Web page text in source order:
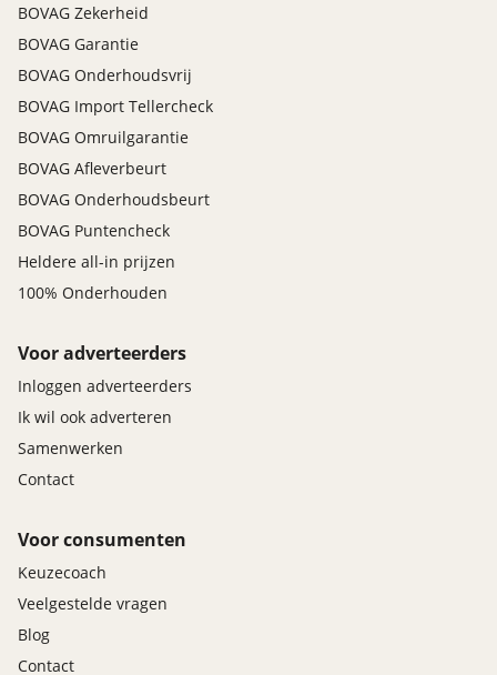
BOVAG Zekerheid
BOVAG Garantie
BOVAG Onderhoudsvrij
BOVAG Import Tellercheck
BOVAG Omruilgarantie
BOVAG Afleverbeurt
BOVAG Onderhoudsbeurt
BOVAG Puntencheck
Heldere all-in prijzen
100% Onderhouden
Voor adverteerders
Inloggen adverteerders
Ik wil ook adverteren
Samenwerken
Contact
Voor consumenten
Keuzecoach
Veelgestelde vragen
Blog
Contact